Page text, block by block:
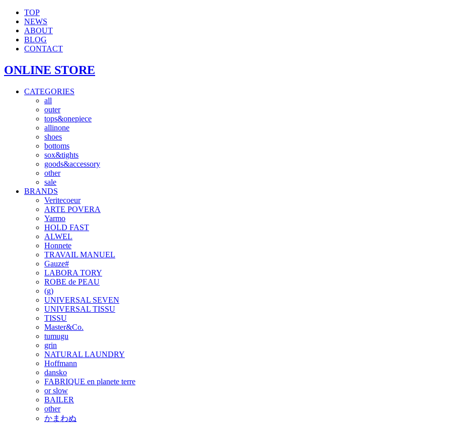
TOP
NEWS
ABOUT
BLOG
CONTACT
ONLINE STORE
CATEGORIES
all
outer
tops&onepiece
allinone
shoes
bottoms
sox&tights
goods&accessory
other
sale
BRANDS
Veritecoeur
ARTE POVERA
Yarmo
HOLD FAST
ALWEL
Honnete
TRAVAIL MANUEL
Gauze#
LABORA TORY
ROBE de PEAU
(g)
UNIVERSAL SEVEN
UNIVERSAL TISSU
TISSU
Master&Co.
tumugu
grin
NATURAL LAUNDRY
Hoffmann
dansko
FABRIQUE en planete terre
or slow
BAILER
other
かまわぬ